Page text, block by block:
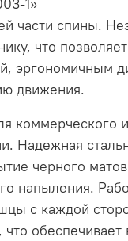
1»
части спины.
что
эргономичным
движения.
коммерческого
Надежная
черного
напыления.
с каждой
что